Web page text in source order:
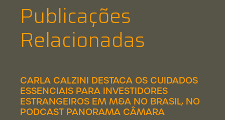
Publicações
Relacionadas
CARLA CALZINI DESTACA OS CUIDADOS
ESSENCIAIS PARA INVESTIDORES
ESTRANGEIROS EM M&A NO BRASIL, NO
PODCAST PANORAMA CÂMARA